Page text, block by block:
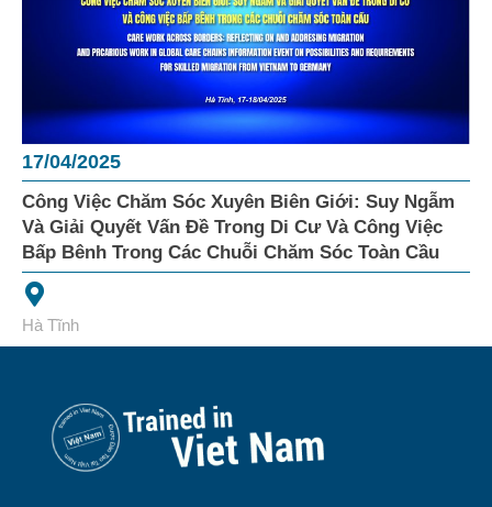
17/04/2025
Công Việc Chăm Sóc Xuyên Biên Giới: Suy Ngẫm
Và Giải Quyết Vấn Đề Trong Di Cư Và Công Việc
Bấp Bênh Trong Các Chuỗi Chăm Sóc Toàn Cầu
Hà Tĩnh